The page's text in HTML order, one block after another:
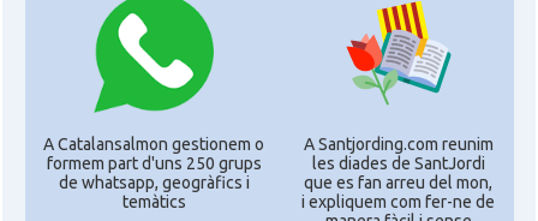
A Catalansalmon gestionem o
formem part d'uns 250 grups
de whatsapp, geogràfics i
temàtics
A Santjording.com reunim
les diades de SantJordi
que es fan arreu del mon,
i expliquem com fer-ne de